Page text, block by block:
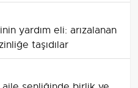
yardım eli: arızalanan
taşıdılar